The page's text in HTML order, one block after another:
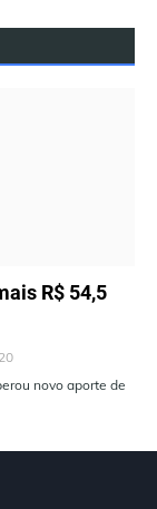
R$ 54,5
novo aporte de